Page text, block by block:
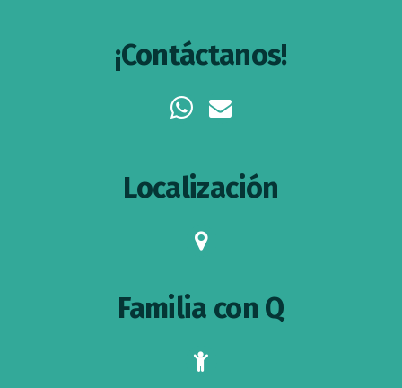
¡Contáctanos!
whatsappenvelope
Localización
map-
Familia con Q
child